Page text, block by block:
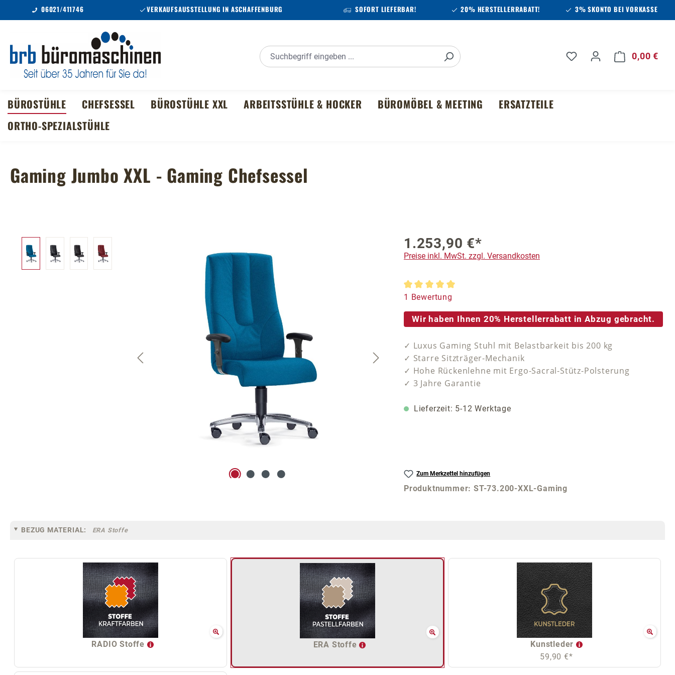
Hauptinhalt springen
Zur Suche springen
Zur Hauptnavigation springen
06021/411746 VERKAUFSAUSSTELLUNG IN ASCHAFFENBURG SOFORT LIEFERBAR! 20% HERSTELLERRABATT! 3% SKONTO BEI VORKASSE
Du hast 0 Produkte auf
0,00 €
BÜROSTÜHLE CHEFSESSEL BÜROSTÜHLE XXL ARBEITSSTÜHLE & HOCKER BÜROMÖBEL & MEETING
ERSATZTEILE
ORTHO-SPEZIALSTÜHLE
Gaming Jumbo XXL - Gaming Chefsessel
Bildergalerie überspringen 1.253,90 €*
Preise inkl. MwSt. zzgl. Versandkosten
Durchschnittliche Bewertung von 5 von 5 Sternen
1 Bewertung
Wir haben Ihnen 20% Herstellerrabatt in Abzug gebracht.
✓ Luxus Gaming Stuhl mit Belastbarkeit bis 200 kg
✓ Starre Sitzträger-Mechanik
✓ Hohe Rückenlehne mit Ergo-Sacral-Stütz-Polsterung
✓ 3 Jahre Garantie
Lieferzeit: 5-12 Werktage
Zum Merkzettel hinzufügen
Produktnummer:ST-73.200-XXL-Gaming
BEZUG MATERIAL: ERA Stoffe
RADIO Stoffe ERA Stoffe
Kunstleder
59,90 €*